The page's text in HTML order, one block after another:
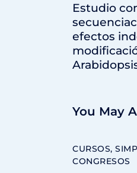
Estudio
efectos
You May
CURSOS,
CONGRESOS